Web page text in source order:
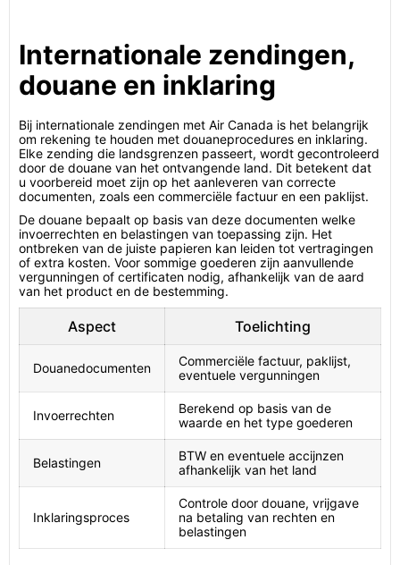
Internationale zendingen,
douane en inklaring
Bij internationale zendingen met Air Canada is het belangrijk
om rekening te houden met douaneprocedures en inklaring.
Elke zending die landsgrenzen passeert, wordt gecontroleerd
door de douane van het ontvangende land. Dit betekent dat
u voorbereid moet zijn op het aanleveren van correcte
documenten, zoals een commerciële factuur en een paklijst.
De douane bepaalt op basis van deze documenten welke
invoerrechten en belastingen van toepassing zijn. Het
ontbreken van de juiste papieren kan leiden tot vertragingen
of extra kosten. Voor sommige goederen zijn aanvullende
vergunningen of certificaten nodig, afhankelijk van de aard
van het product en de bestemming.
Aspect Toelichting
Douanedocumenten
Commerciële factuur, paklijst,
eventuele vergunningen
Invoerrechten
Berekend op basis van de
waarde en het type goederen
Belastingen
BTW en eventuele accijnzen
afhankelijk van het land
Inklaringsproces
Controle door douane, vrijgave
na betaling van rechten en
belastingen